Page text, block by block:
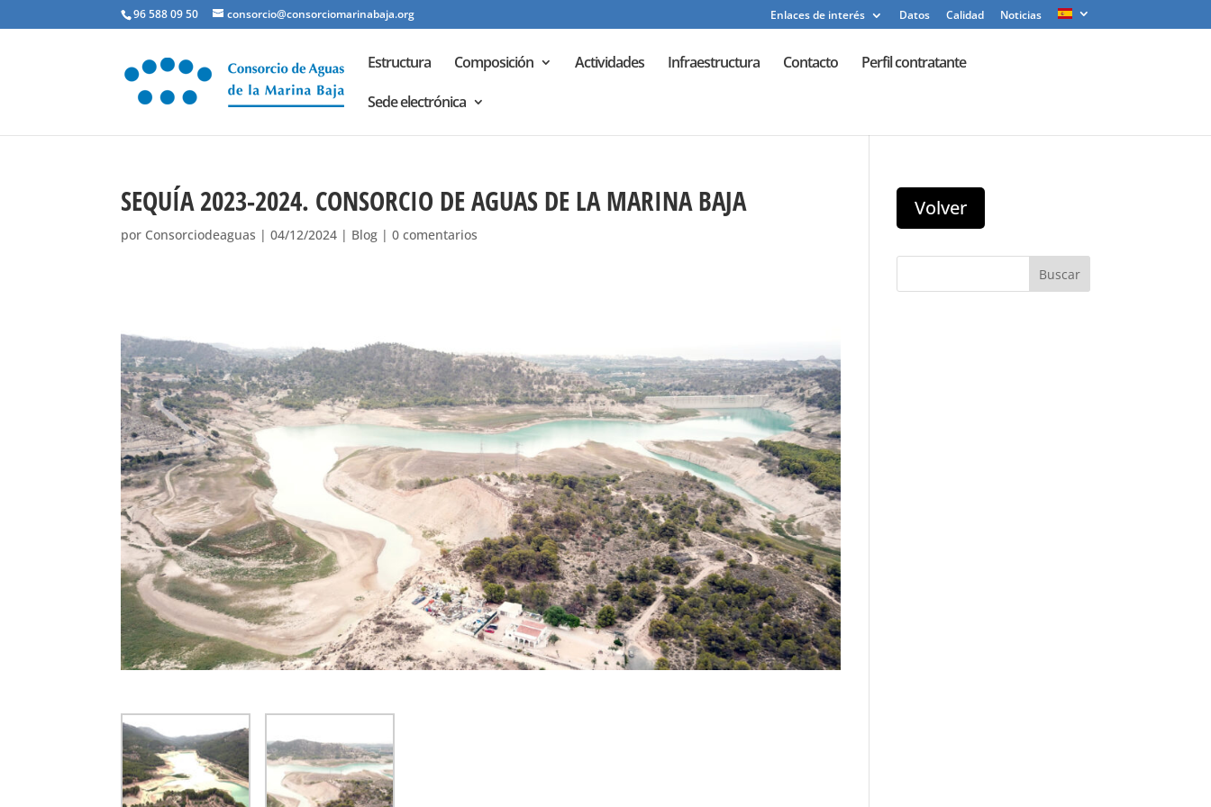
96 588 09 50 consorcio@consorciomarinabaja.org Enlaces de interés Datos Calidad Noticias
Estructura Composición Actividades Infraestructura Contacto
Perfil contratante
Sede electrónica
SEQUÍA 2023-2024. CONSORCIO DE AGUAS DE LA MARINA BAJA
por Consorciodeaguas |04/12/2024 | Blog |0 comentarios